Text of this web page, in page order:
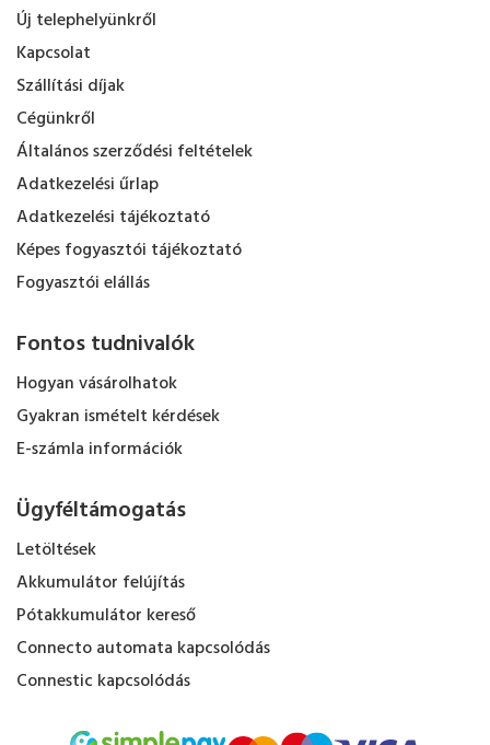
Új telephelyünkről
Kapcsolat
Szállítási díjak
Cégünkről
Általános szerződési feltételek
Adatkezelési űrlap
Adatkezelési tájékoztató
Képes fogyasztói tájékoztató
Fogyasztói elállás
Fontos tudnivalók
Hogyan vásárolhatok
Gyakran ismételt kérdések
E-számla információk
Ügyféltámogatás
Letöltések
Akkumulátor felújítás
Pótakkumulátor kereső
Connecto automata kapcsolódás
Connestic kapcsolódás